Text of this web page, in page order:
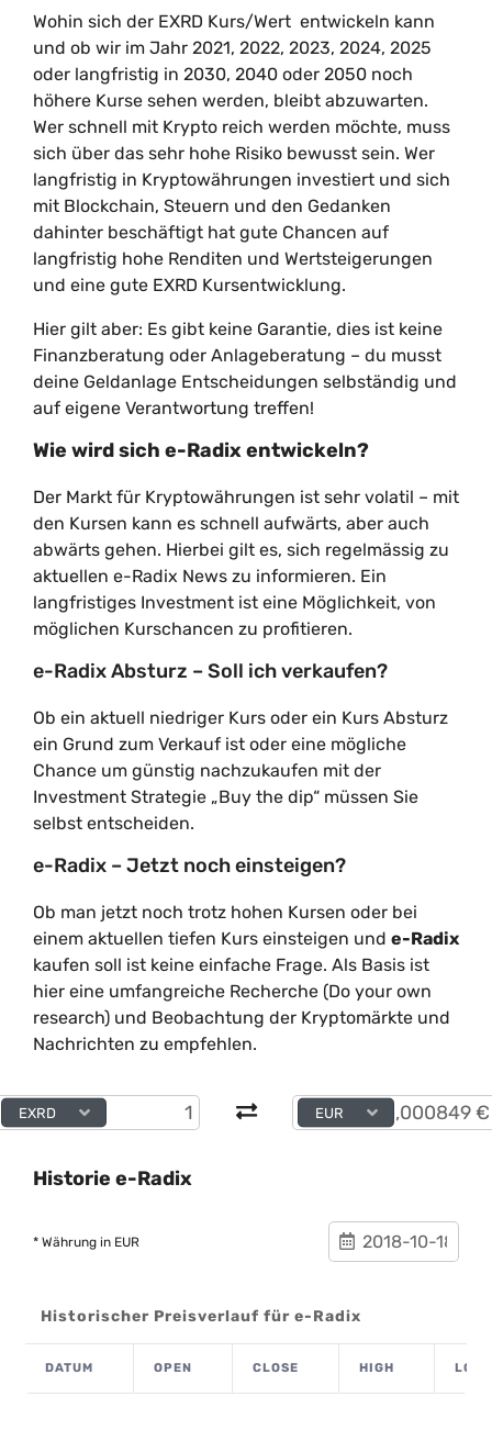
Wohin sich der EXRD Kurs/Wert entwickeln kann
und ob wir im Jahr 2021, 2022, 2023, 2024, 2025
oder langfristig in 2030, 2040 oder 2050 noch
höhere Kurse sehen werden, bleibt abzuwarten.
Wer schnell mit Krypto reich werden möchte, muss
sich über das sehr hohe Risiko bewusst sein. Wer
langfristig in Kryptowährungen investiert und sich
mit Blockchain, Steuern und den Gedanken
dahinter beschäftigt hat gute Chancen auf
langfristig hohe Renditen und Wertsteigerungen
und eine gute EXRD Kursentwicklung.
Hier gilt aber: Es gibt keine Garantie, dies ist keine
Finanzberatung oder Anlageberatung – du musst
deine Geldanlage Entscheidungen selbständig und
auf eigene Verantwortung treffen!
Wie wird sich e-Radix entwickeln?
Der Markt für Kryptowährungen ist sehr volatil – mit
den Kursen kann es schnell aufwärts, aber auch
abwärts gehen. Hierbei gilt es, sich regelmässig zu
aktuellen e-Radix News zu informieren. Ein
langfristiges Investment ist eine Möglichkeit, von
möglichen Kurschancen zu profitieren.
e-Radix Absturz – Soll ich verkaufen?
Ob ein aktuell niedriger Kurs oder ein Kurs Absturz
ein Grund zum Verkauf ist oder eine mögliche
Chance um günstig nachzukaufen mit der
Investment Strategie „Buy the dip“ müssen Sie
selbst entscheiden.
e-Radix – Jetzt noch einsteigen?
Ob man jetzt noch trotz hohen Kursen oder bei
einem aktuellen tiefen Kurs einsteigen und e-Radix
kaufen soll ist keine einfache Frage. Als Basis ist
hier eine umfangreiche Recherche (Do your own
research) und Beobachtung der Kryptomärkte und
Nachrichten zu empfehlen.
EXRD EUR
Historie e-Radix
* Währung in EUR
Historischer Preisverlauf für e-Radix
DATUM OPEN CLOSE HIGH LOW